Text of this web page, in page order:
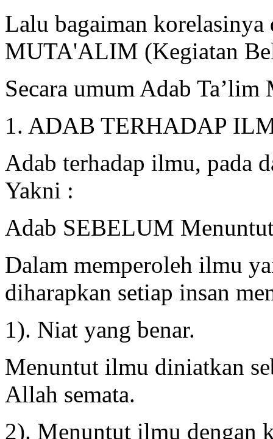
Lalu bagaiman
MUTA'ALIM (Kegiatan
Secara umum Adab
1. ADAB TERHADAP
Adab terhadap ilmu, pada
Yakni :
Adab SEBELUM
Dalam memperoleh ilmu
diharapkan setiap insan
1). Niat yang benar.
Menuntut ilmu diniatkan
Allah semata.
2).️ Menuntut ilmu dengan